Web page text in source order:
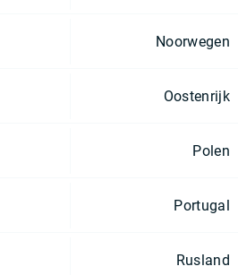
Noorwegen
Oostenrijk
Polen
Portugal
Rusland